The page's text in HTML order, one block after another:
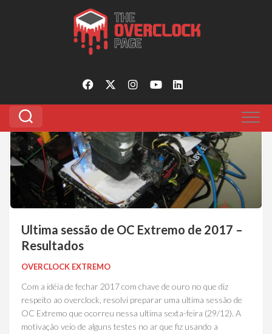
Team Brazil
Ultima sessão de OC Extremo de 2017 –
Resultados
OVERCLOCK EXTREMO
Com a idéia de fechar 2017 com chave de ouro no que diz
respeito ao overclock, resolvi preparar uma ultima sessão de
OC Extremo que ocorreu nessa ultima sexta-feira (29/12). A
motivação veio de alguns testes no ar que fiz usando a